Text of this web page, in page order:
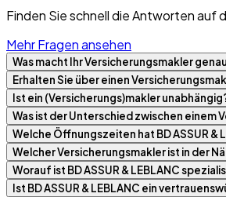
Finden Sie schnell die Antworten auf
Mehr Fragen ansehen
Was macht Ihr Versicherungsmakler
Erhalten Sie über einen
Ist ein (Versicherungs)makler
Was ist der Unterschied zwischen
Welche Öffnungszeiten hat BD ASSUR &
Welcher Versicherungsmakler ist in der
Worauf ist BD ASSUR & LEBLANC
Ist BD ASSUR & LEBLANC ein